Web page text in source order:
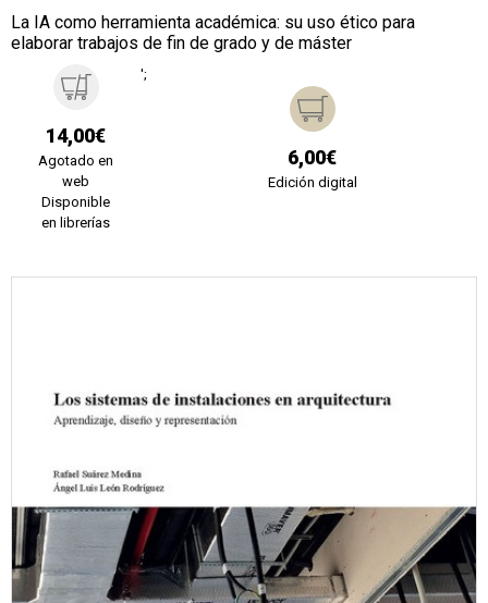
La IA como herramienta académica: su uso ético para
elaborar trabajos de fin de grado y de máster
14,00€
Agotado en
web
Disponible
en librerías
';
6,00€
Edición digital